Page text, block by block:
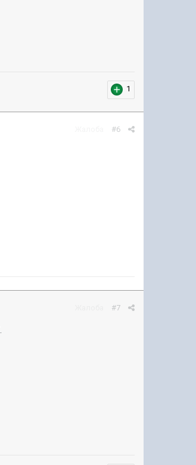
1
#6
#7